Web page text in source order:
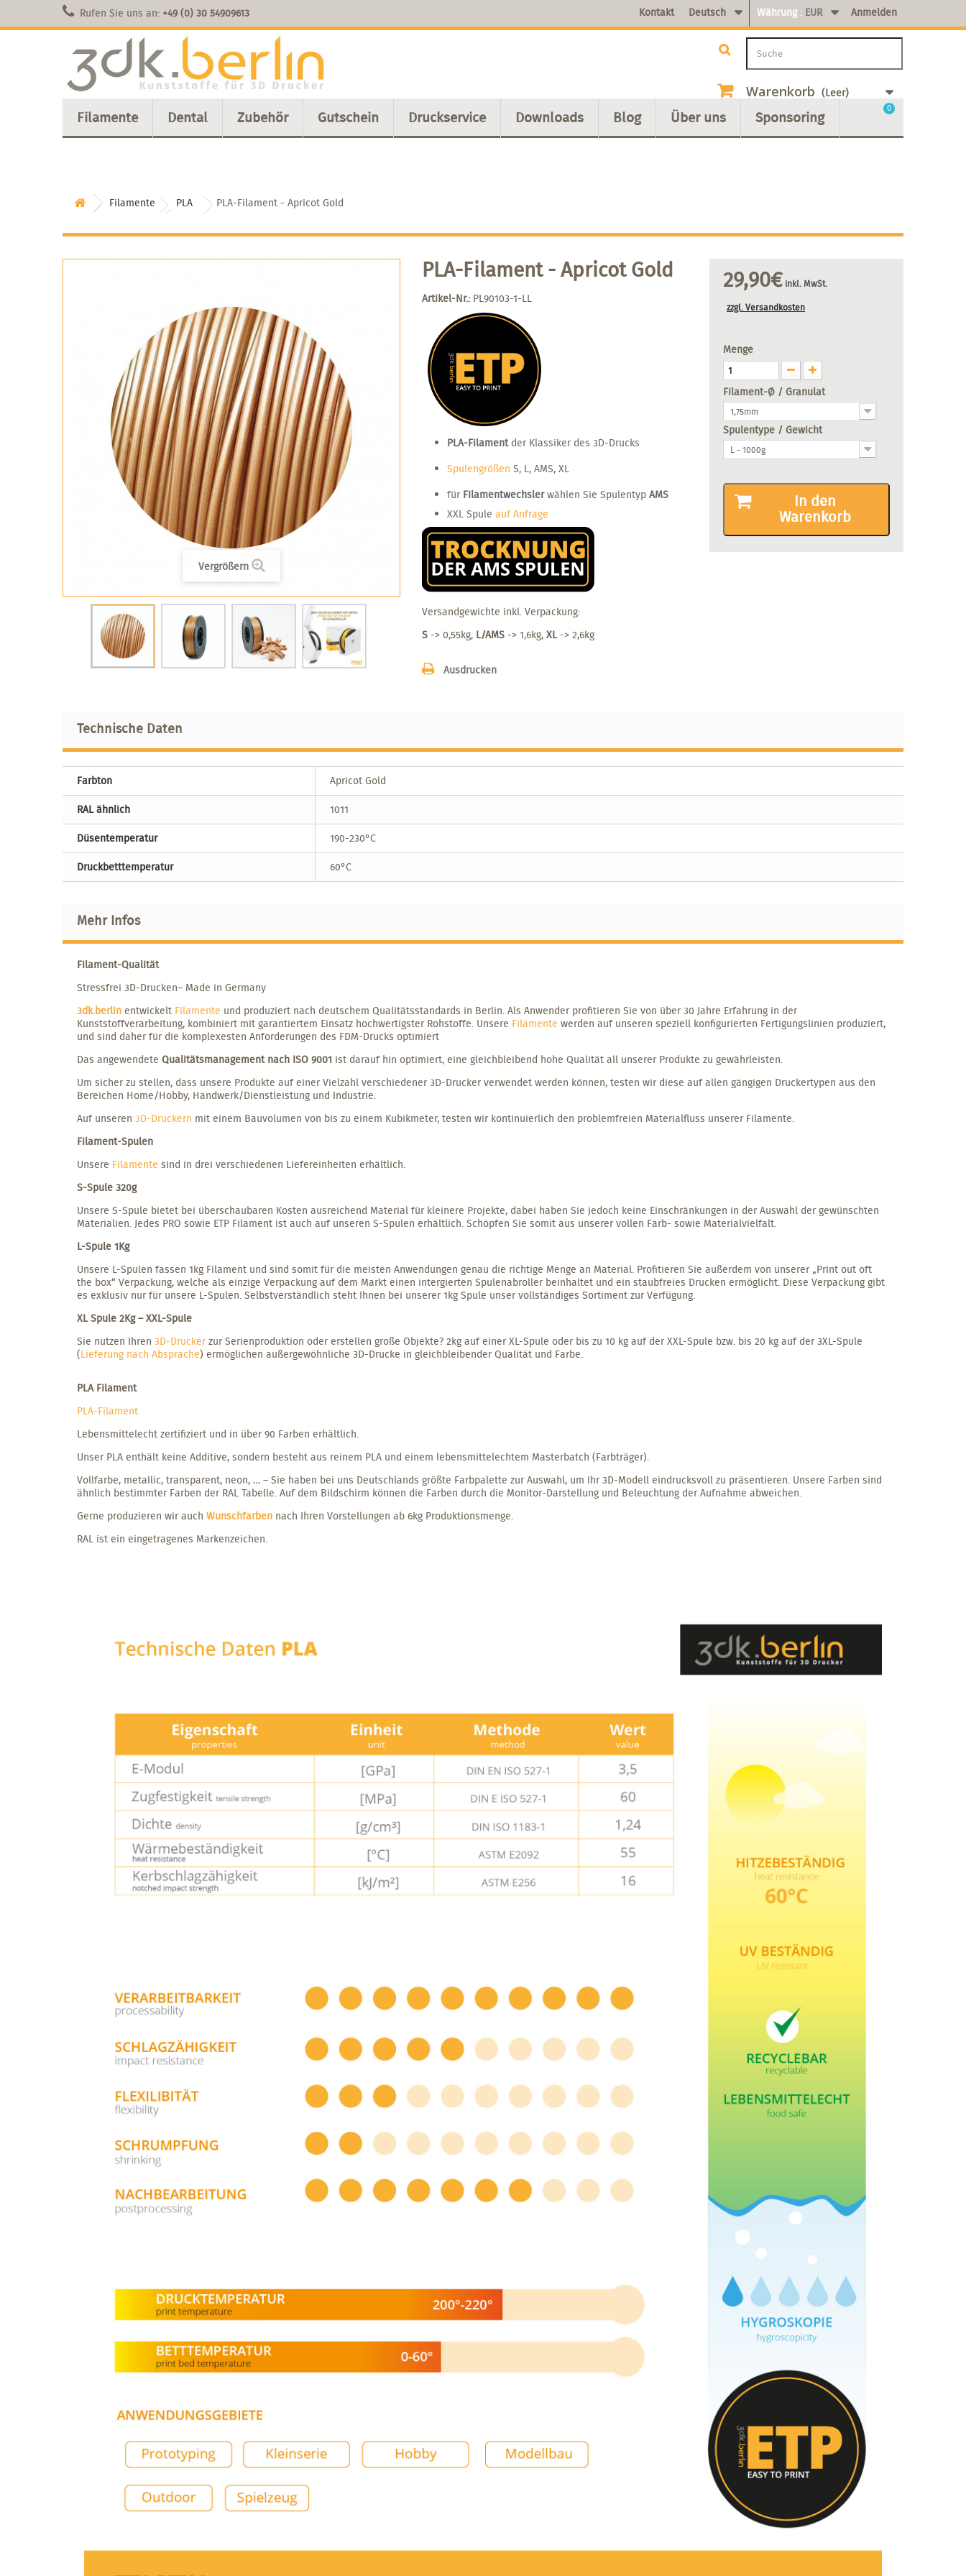
Anmelden
Währung : EUR
Deutsch
Kontakt
Rufen Sie uns an: +49 (0) 30 54909613
Warenkorb (Leer)
Filamente Dental Zubehör Gutschein Druckservice Downloads Blog Über uns Sponsoring 0
Filamente PLA PLA-Filament - Apricot Gold
Vergrößern
PLA-Filament - Apricot Gold
Artikel-Nr.: PL90103-1-LL
PLA-Filamentder Klassiker des 3D-Drucks
Spulengrößen S, L, AMS, XL
für Filamentwechslerwählen Sie Spulentyp AMS
XXL Spule auf Anfrage
Versandgewichte inkl. Verpackung:
S -> 0,55kg, L/AMS -> 1,6kg, XL-> 2,6kg
Ausdrucken
29,90€inkl. MwSt.
zzgl. Versandkosten
Menge
Filament-Ø / Granulat
1,75mm
Spulentype / Gewicht
L - 1000g
In den
Warenkorb
Technische Daten
Farbton
Apricot Gold
RAL ähnlich
1011
Düsentemperatur
190-230°C
Druckbetttemperatur
60°C
Mehr Infos
Filament-Qualität
Stressfrei 3D-Drucken– Made in Germany
3dk.berlin entwickelt Filamente und produziert nach deutschem Qualitätsstandards in Berlin. Als Anwender profitieren Sie von über 30 Jahre Erfahrung in der
Kunststoffverarbeitung, kombiniert mit garantiertem Einsatz hochwertigster Rohstoffe. Unsere Filamente werden auf unseren speziell konfigurierten Fertigungslinien produziert,
und sind daher für die komplexesten Anforderungen des FDM-Drucks optimiert
Das angewendete Qualitätsmanagement nach ISO 9001 ist darauf hin optimiert, eine gleichbleibend hohe Qualität all unserer Produkte zu gewährleisten.
Um sicher zu stellen, dass unsere Produkte auf einer Vielzahl verschiedener 3D-Drucker verwendet werden können, testen wir diese auf allen gängigen Druckertypen aus den
Bereichen Home/Hobby, Handwerk/Dienstleistung und Industrie.
Auf unseren 3D-Druckern mit einem Bauvolumen von bis zu einem Kubikmeter, testen wir kontinuierlich den problemfreien Materialfluss unserer Filamente.
Filament-Spulen
Unsere Filamente sind in drei verschiedenen Liefereinheiten erhältlich.
S-Spule 320g
Unsere S-Spule bietet bei überschaubaren Kosten ausreichend Material für kleinere Projekte, dabei haben Sie jedoch keine Einschränkungen in der Auswahl der gewünschten
Materialien. Jedes PRO sowie ETP Filament ist auch auf unseren S-Spulen erhältlich. Schöpfen Sie somit aus unserer vollen Farb- sowie Materialvielfalt.
L-Spule 1Kg
Unsere L-Spulen fassen 1kg Filament und sind somit für die meisten Anwendungen genau die richtige Menge an Material. Profitieren Sie außerdem von unserer „Print out oft
the box“ Verpackung, welche als einzige Verpackung auf dem Markt einen intergierten Spulenabroller beinhaltet und ein staubfreies Drucken ermöglicht. Diese Verpackung gibt
es exklusiv nur für unsere L-Spulen. Selbstverständlich steht Ihnen bei unserer 1kg Spule unser vollständiges Sortiment zur Verfügung.
XL Spule 2Kg – XXL-Spule
Sie nutzen Ihren 3D-Druckerzur Serienproduktion oder erstellen große Objekte? 2kg auf einer XL-Spule oder bis zu 10 kg auf der XXL-Spule bzw. bis 20 kg auf der 3XL-Spule
(Lieferung nach Absprache) ermöglichen außergewöhnliche 3D-Drucke in gleichbleibender Qualität und Farbe.
PLA Filament
PLA-Filament
Lebensmittelecht zertifiziert und in über 90 Farben erhältlich.
Unser PLA enthält keine Additive, sondern besteht aus reinem PLA und einem lebensmittelechtem Masterbatch (Farbträger).
Vollfarbe, metallic, transparent, neon, … – Sie haben bei uns Deutschlands größte Farbpalette zur Auswahl, um Ihr 3D-Modell eindrucksvoll zu präsentieren. Unsere Farben sind
ähnlich bestimmter Farben der RAL Tabelle. Auf dem Bildschirm können die Farben durch die Monitor-Darstellung und Beleuchtung der Aufnahme abweichen.
Gerne produzieren wir auch Wunschfarben nach Ihren Vorstellungen ab 6kg Produktionsmenge.
RAL ist ein eingetragenes Markenzeichen.